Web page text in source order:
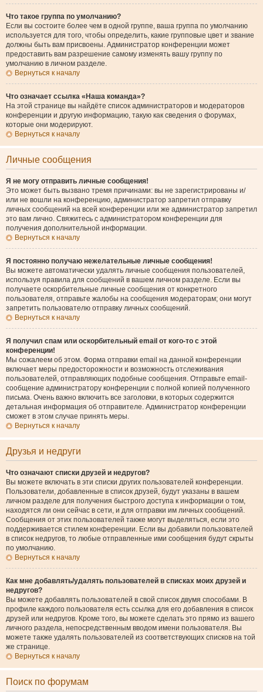
Что такое группа по умолчанию?
Если вы состоите более чем в одной группе, ваша группа по умолчанию
используется для того, чтобы определить, какие групповые цвет и звание
должны быть вам присвоены. Администратор конференции может
предоставить вам разрешение самому изменять вашу группу по
умолчанию в личном разделе.
Вернуться к началу
Что означает ссылка «Наша команда»?
На этой странице вы найдёте список администраторов и модераторов
конференции и другую информацию, такую как сведения о форумах,
которые они модерируют.
Вернуться к началу
Личные сообщения
Я не могу отправить личные сообщения!
Это может быть вызвано тремя причинами: вы не зарегистрированы и/
или не вошли на конференцию, администратор запретил отправку
личных сообщений на всей конференции или же администратор запретил
это вам лично. Свяжитесь с администратором конференции для
получения дополнительной информации.
Вернуться к началу
Я постоянно получаю нежелательные личные сообщения!
Вы можете автоматически удалять личные сообщения пользователей,
используя правила для сообщений в вашем личном разделе. Если вы
получаете оскорбительные личные сообщения от конкретного
пользователя, отправьте жалобы на сообщения модераторам; они могут
запретить пользователю отправку личных сообщений.
Вернуться к началу
Я получил спам или оскорбительный email от кого-то с этой
конференции!
Мы сожалеем об этом. Форма отправки email на данной конференции
включает меры предосторожности и возможность отслеживания
пользователей, отправляющих подобные сообщения. Отправьте email-
сообщение администратору конференции с полной копией полученного
письма. Очень важно включить все заголовки, в которых содержится
детальная информация об отправителе. Администратор конференции
сможет в этом случае принять меры.
Вернуться к началу
Друзья и недруги
Что означают списки друзей и недругов?
Вы можете включать в эти списки других пользователей конференции.
Пользователи, добавленные в список друзей, будут указаны в вашем
личном разделе для получения быстрого доступа к информации о том,
находятся ли они сейчас в сети, и для отправки им личных сообщений.
Сообщения от этих пользователей также могут выделяться, если это
поддерживается стилем конференции. Если вы добавили пользователей
в список недругов, то любые отправленные ими сообщения будут скрыты
по умолчанию.
Вернуться к началу
Как мне добавлять/удалять пользователей в списках моих друзей и
недругов?
Вы можете добавлять пользователей в свой список двумя способами. В
профиле каждого пользователя есть ссылка для его добавления в список
друзей или недругов. Кроме того, вы можете сделать это прямо из вашего
личного раздела, непосредственным вводом имени пользователя. Вы
можете также удалять пользователей из соответствующих списков на той
же странице.
Вернуться к началу
Поиск по форумам